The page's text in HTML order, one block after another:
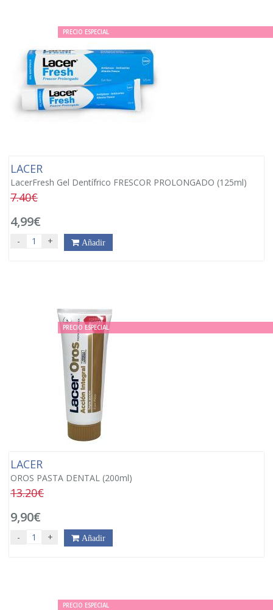
PRECIO ESPECIAL
LACER
LacerFresh Gel Dentífrico FRESCOR PROLONGADO (125ml)
7.40€
4,99€
- + Añadir
PRECIO ESPECIAL
LACER
OROS PASTA DENTAL (200ml)
13.20€
9,90€
- + Añadir
PRECIO ESPECIAL